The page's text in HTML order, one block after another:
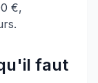
€,
faut